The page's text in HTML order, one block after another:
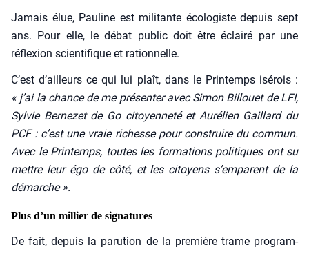
Jamais élue, Pau­line est mili­tante éco­lo­giste depuis sept
ans. Pour elle, le débat public doit être éclai­ré par une
réflexion scien­ti­fique et ration­nelle.
C’est d’ailleurs ce qui lui plaît, dans le Prin­temps isé­rois :
« j’ai la chance de me pré­sen­ter avec Simon Billouet de LFI,
Syl­vie Ber­ne­zet de Go citoyen­ne­té et Auré­lien Gaillard du
PCF : c’est une vraie richesse pour construire du com­mun.
Avec le Prin­temps, toutes les for­ma­tions poli­tiques ont su
mettre leur égo de côté, et les citoyens s’emparent de la
démarche ».
Plus d’un millier de signatures
De fait, depuis la paru­tion de la pre­mière trame pro­gram­